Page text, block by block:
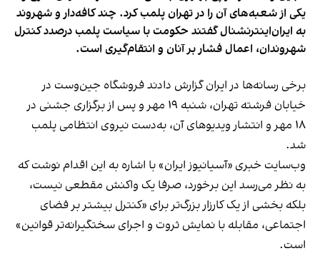
یکی از شعبه‌های آن را در تهران پلمب کرد. چند کافه‌‌دار و شهروند
به ایران‌اینترنشنال گفتند حکومت با سیاست پلمب درصدد کنترل
شهروندان، اعمال فشار بر آنان و انتقام‌گیری است.
برخی رسانه‌ها در ایران گزارش دادند فروشگاه جین‌وست در
خیابان فرشته تهران، شنبه ۱۹ مهر و پس از برگزاری جشنی در
۱۸ مهر و انتشار ویدیوهای آن، به‌دست نیروی انتظامی پلمب
شد.
وب‌سایت خبری «آسیانیوز ایران» با اشاره به این اقدام نوشت که
به نظر می‌رسد این برخورد، صرفا یک واکنش مقطعی نیست،
بلکه بخشی از یک کارزار بزرگ‌تر برای «کنترل بیشتر بر فضای
اجتماعی، مقابله با نمایش ثروت و اجرای سختگیرانه‌تر قوانین»
است.